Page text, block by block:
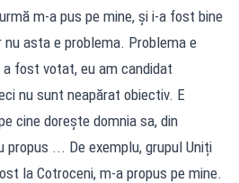
m-a pus pe mine, și i-a fost bine
asta e problema. Problema e
fost votat, eu am candidat
nu sunt neapărat obiectiv. E
cine dorește domnia sa, din
... De exemplu, grupul Uniți
la Cotroceni, m-a propus pe mine.